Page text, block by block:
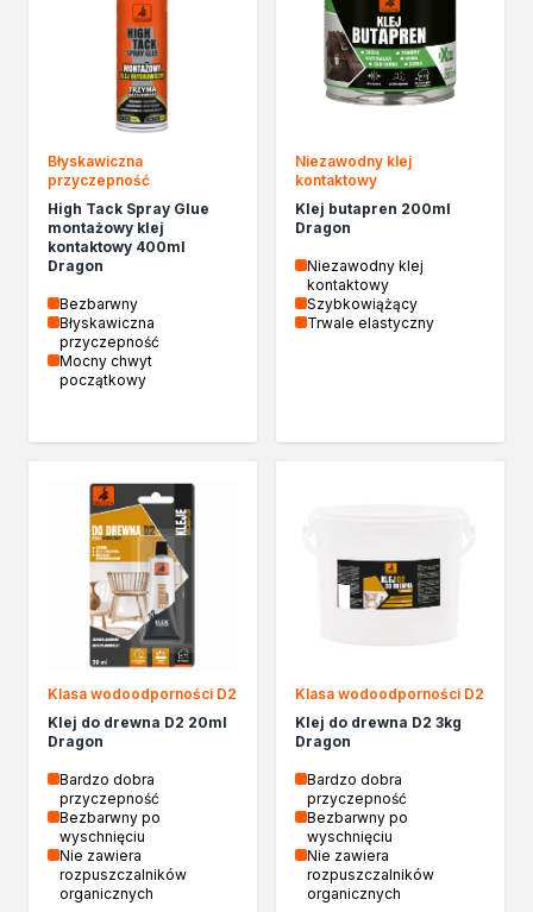
Izolacje i impregnaty budowlane
Folie w płynie
Impregnaty specjalistyczne
Impregnaty do drewna konstrukcyjnego
Przygotowanie do malowania
Środki bioochronne
Masy szpachlowe budowlane
Środki czyszczące
Malowanie, ochrona i dekoracja
Lakierobejce
Farby w aerozolu
Impregnaty dekoracyjne
Żywica epoksydowa
Farby żaroodporne
Chemia gospodarcza
Odkamieniacze
Preparaty udrażniające
Środki czyszczące
Chemia motoryzacyjna
Żywice
Zmywacze
Produkty do reperacji nadwozi
Szpachlówki
Artykuły sezonowe
Akcja zima
Paliwa specjalistyczne
Produkty według zadania
Błyskawiczna
przyczepność
High Tack Spray Glue
montażowy klej
kontaktowy 400ml
Dragon
Bezbarwny
Błyskawiczna
przyczepność
Mocny chwyt
początkowy
Niezawodny klej
kontaktowy
Klej butapren 200ml
Dragon
Niezawodny klej
kontaktowy
Szybkowiążący
Trwale elastyczny
Klasa wodoodporności D2
Klej do drewna D2 20ml
Dragon
Bardzo dobra
przyczepność
Bezbarwny po
wyschnięciu
Nie zawiera
rozpuszczalników
organicznych
Klasa wodoodporności D2
Klej do drewna D2 3kg
Dragon
Bardzo dobra
przyczepność
Bezbarwny po
wyschnięciu
Nie zawiera
rozpuszczalników
organicznych